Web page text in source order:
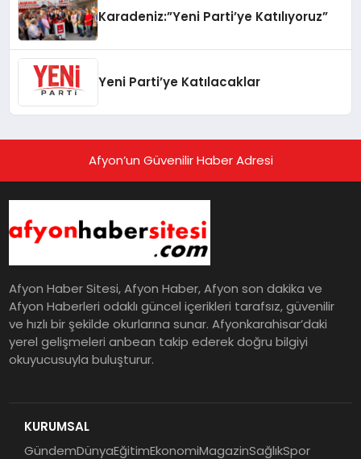
Karadeniz:”Yeni Parti’ye Katılıyoruz”
Yeni Parti’ye Katılacaklar
Afyon’un Güvenilir Haber Adresi
Afyon Haber Sitesi, Afyon Haber, Afyon son dakika ve
Afyon Haberleri odaklı güncel içerikleri tarafsız, güvenilir
ve hızlı bir şekilde okurlarına sunar. Afyonkarahisar’daki
yerel gelişmeleri anbean takip ederek doğru bilgiyi
okuyucusuyla buluşturur.
KURUMSAL
GündemDünyaEğitimEkonomiMagazinSağlıkSpor